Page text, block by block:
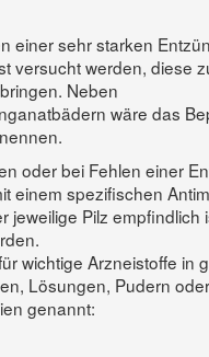
einer sehr starken
versucht werden, diese
Neben
wäre das
oder bei Fehlen einer
einem spezifischen
jeweilige Pilz empfindlich
wichtige Arzneistoffe in
Lösungen, Pudern oder
genannt: